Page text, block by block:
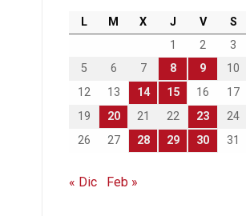
L M X J V S
1
2 3
5
6 7 8 9 10
12
13 14 15 16 17
19
20 21 22 23 24
26
27 28 29 30 31
« Dic Feb »